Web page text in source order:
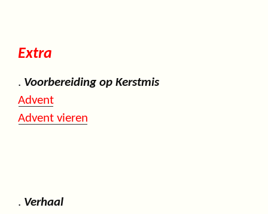
Extra
. Voorbereiding op Kerstmis
Advent
Advent vieren
. Verhaal